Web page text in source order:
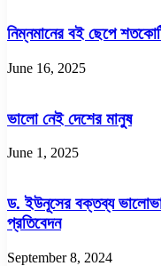
নিম্নমানের বই ছেপে
June 16, 2025
ভালো নেই দেশের মানুষ
June 1, 2025
ড. ইউনূসের বক্তব্য
প্রতিবেদন
September 8, 2024